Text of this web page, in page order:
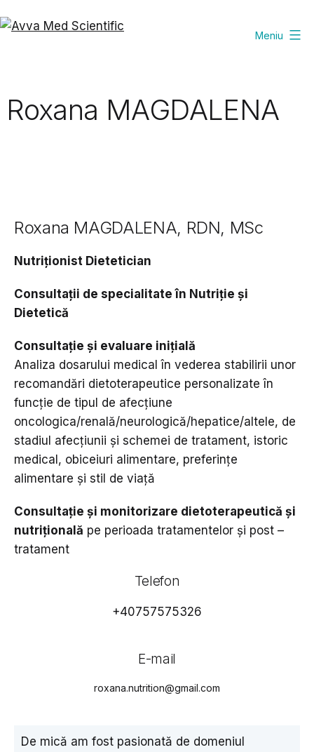
la
Meniu
Roxana MAGDALENA
Roxana MAGDALENA, RDN, MSc
Nutriționist Dietetician
Consultații de specialitate în Nutriție și
Dietetică
Consultație și evaluare inițială
Analiza dosarului medical în vederea stabilirii unor
recomandări dietoterapeutice personalizate în
funcție de tipul de afecțiune
oncologica/renală/neurologică/hepatice/altele, de
stadiul afecțiunii și schemei de tratament, istoric
medical, obiceiuri alimentare, preferințe
alimentare și stil de viață
Consultație și monitorizare dietoterapeutică și
nutrițională pe perioada tratamentelor și post –
tratament
Telefon
+40757575326
E-mail
roxana.nutrition@gmail.com
De mică am fost pasionată de domeniul